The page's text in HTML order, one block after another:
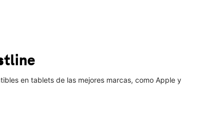
en tablets de las mejores marcas, como Apple y